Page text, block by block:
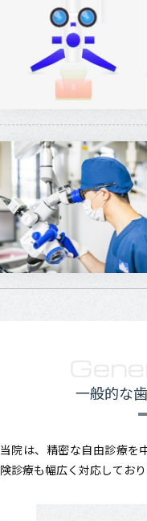
一般的な
当院は、精密な自由診療を
険診療も幅広く対応しており